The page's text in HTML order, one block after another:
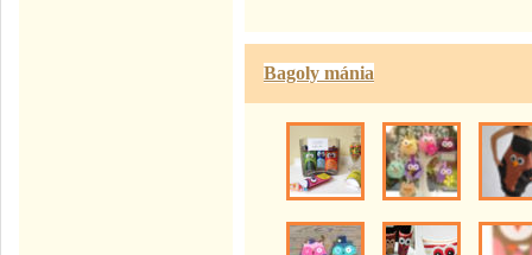
Bagoly mánia